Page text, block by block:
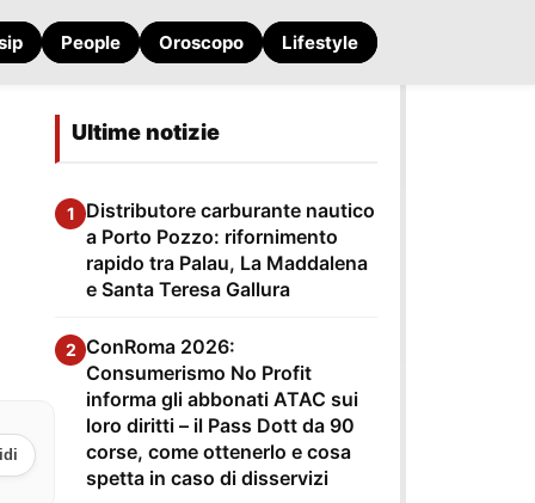
People Oroscopo Lifestyle
Ultime notizie
1
Distributore carburante nautico
a Porto Pozzo: rifornimento
rapido tra Palau, La Maddalena
e Santa Teresa Gallura
2 ConRoma 2026:
Consumerismo No Profit
informa gli abbonati ATAC sui
loro diritti – il Pass Dott da 90
corse, come ottenerlo e cosa
spetta in caso di disservizi